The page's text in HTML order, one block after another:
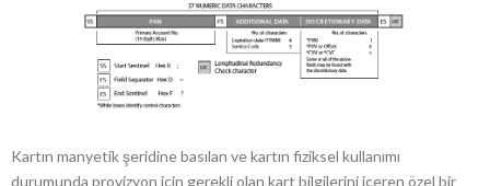
Kartın manyetik şeridine basılan ve kartın fiziksel kullanımı
durumunda provizyon için gerekli olan kart bilgilerini içeren özel bir